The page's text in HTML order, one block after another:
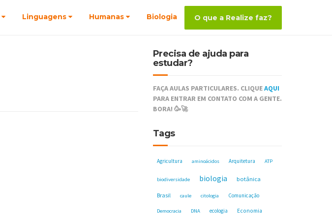
Linguagens Humanas Biologia O que a Realize faz?
Precisa de ajuda para
estudar?
FAÇA AULAS PARTICULARES. CLIQUEAQUI
PARA ENTRAR EM CONTATO COM A GENTE.
BORA! 🥳🚀
Tags
Agricultura aminoácidos Arquitetura ATP
biodiversidade biologia botânica
Brasil caule citologia Comunicação
Democracia DNA ecologia Economia